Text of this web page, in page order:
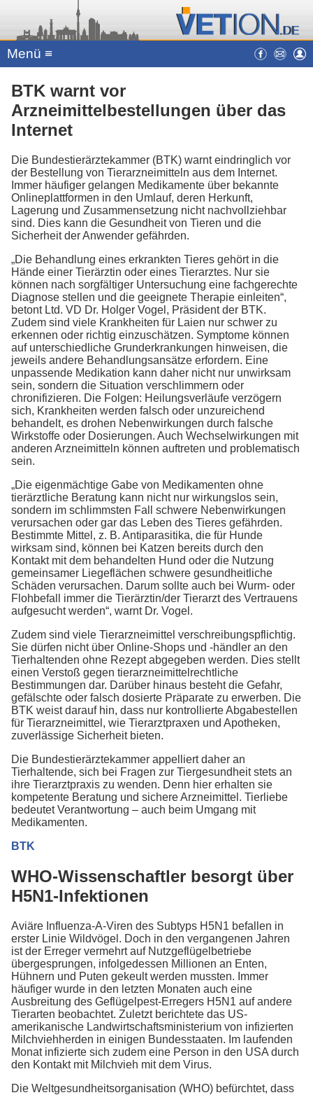
Menü ≡
BTK warnt vor
Arzneimittelbestellungen über das
Internet
Die Bundestierärztekammer (BTK) warnt eindringlich vor
der Bestellung von Tierarzneimitteln aus dem Internet.
Immer häufiger gelangen Medikamente über bekannte
Onlineplattformen in den Umlauf, deren Herkunft,
Lagerung und Zusammensetzung nicht nachvollziehbar
sind. Dies kann die Gesundheit von Tieren und die
Sicherheit der Anwender gefährden.
„Die Behandlung eines erkrankten Tieres gehört in die
Hände einer Tierärztin oder eines Tierarztes. Nur sie
können nach sorgfältiger Untersuchung eine fachgerechte
Diagnose stellen und die geeignete Therapie einleiten“,
betont Ltd. VD Dr. Holger Vogel, Präsident der BTK.
Zudem sind viele Krankheiten für Laien nur schwer zu
erkennen oder richtig einzuschätzen. Symptome können
auf unterschiedliche Grunderkrankungen hinweisen, die
jeweils andere Behandlungsansätze erfordern. Eine
unpassende Medikation kann daher nicht nur unwirksam
sein, sondern die Situation verschlimmern oder
chronifizieren. Die Folgen: Heilungsverläufe verzögern
sich, Krankheiten werden falsch oder unzureichend
behandelt, es drohen Nebenwirkungen durch falsche
Wirkstoffe oder Dosierungen. Auch Wechselwirkungen mit
anderen Arzneimitteln können auftreten und problematisch
sein.
„Die eigenmächtige Gabe von Medikamenten ohne
tierärztliche Beratung kann nicht nur wirkungslos sein,
sondern im schlimmsten Fall schwere Nebenwirkungen
verursachen oder gar das Leben des Tieres gefährden.
Bestimmte Mittel, z. B. Antiparasitika, die für Hunde
wirksam sind, können bei Katzen bereits durch den
Kontakt mit dem behandelten Hund oder die Nutzung
gemeinsamer Liegeflächen schwere gesundheitliche
Schäden verursachen. Darum sollte auch bei Wurm- oder
Flohbefall immer die Tierärztin/der Tierarzt des Vertrauens
aufgesucht werden“, warnt Dr. Vogel.
Zudem sind viele Tierarzneimittel verschreibungspflichtig.
Sie dürfen nicht über Online-Shops und -händler an den
Tierhaltenden ohne Rezept abgegeben werden. Dies stellt
einen Verstoß gegen tierarzneimittelrechtliche
Bestimmungen dar. Darüber hinaus besteht die Gefahr,
gefälschte oder falsch dosierte Präparate zu erwerben. Die
BTK weist darauf hin, dass nur kontrollierte Abgabestellen
für Tierarzneimittel, wie Tierarztpraxen und Apotheken,
zuverlässige Sicherheit bieten.
Die Bundestierärztekammer appelliert daher an
Tierhaltende, sich bei Fragen zur Tiergesundheit stets an
ihre Tierarztpraxis zu wenden. Denn hier erhalten sie
kompetente Beratung und sichere Arzneimittel. Tierliebe
bedeutet Verantwortung – auch beim Umgang mit
Medikamenten.
BTK
WHO-Wissenschaftler besorgt über
H5N1-Infektionen
Aviäre Influenza-A-Viren des Subtyps H5N1 befallen in
erster Linie Wildvögel. Doch in den vergangenen Jahren
ist der Erreger vermehrt auf Nutzgeflügelbetriebe
übergesprungen, infolgedessen Millionen an Enten,
Hühnern und Puten gekeult werden mussten. Immer
häufiger wurde in den letzten Monaten auch eine
Ausbreitung des Geflügelpest-Erregers H5N1 auf andere
Tierarten beobachtet. Zuletzt berichtete das US-
amerikanische Landwirtschaftsministerium von infizierten
Milchviehherden in einigen Bundesstaaten. Im laufenden
Monat infizierte sich zudem eine Person in den USA durch
den Kontakt mit Milchvieh mit dem Virus.
Die Weltgesundheitsorganisation (WHO) befürchtet, dass